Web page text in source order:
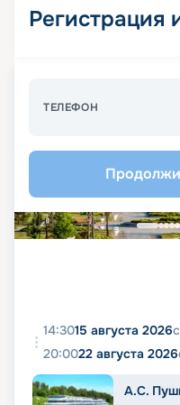
Регистрация
ТЕЛЕФОН
14:3015 августа 2026
20:0022 августа 2026
А.С.